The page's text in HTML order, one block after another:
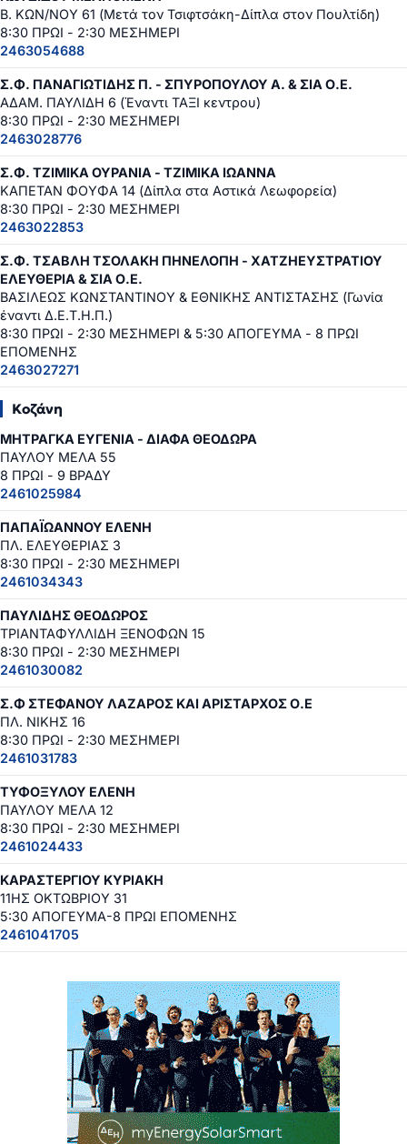
Β. ΚΩΝ/ΝΟΥ 61 (Μετά τον Τσιφτσάκη-Δίπλα στον Πουλτίδη)
8:30 ΠΡΩΙ - 2:30 ΜΕΣΗΜΕΡΙ
2463054688
Σ.Φ. ΠΑΝΑΓΙΩΤΙΔΗΣ Π. - ΣΠΥΡΟΠΟΥΛΟΥ Α. & ΣΙΑ Ο.Ε.
ΑΔΑΜ. ΠΑΥΛΙΔΗ 6 (Έναντι ΤΑΞΙ κεντρου)
8:30 ΠΡΩΙ - 2:30 ΜΕΣΗΜΕΡΙ
2463028776
Σ.Φ. ΤΖΙΜΙΚΑ ΟΥΡΑΝΙΑ - ΤΖΙΜΙΚΑ ΙΩΑΝΝΑ
ΚΑΠΕΤΑΝ ΦΟΥΦΑ 14 (Δίπλα στα Αστικά Λεωφορεία)
8:30 ΠΡΩΙ - 2:30 ΜΕΣΗΜΕΡΙ
2463022853
Σ.Φ. ΤΣΑΒΛΗ ΤΣΟΛΑΚΗ ΠΗΝΕΛΟΠΗ - ΧΑΤΖΗΕΥΣΤΡΑΤΙΟΥ
ΕΛΕΥΘΕΡΙΑ & ΣΙΑ Ο.Ε.
ΒΑΣΙΛΕΩΣ ΚΩΝΣΤΑΝΤΙΝΟΥ & ΕΘΝΙΚΗΣ ΑΝΤΙΣΤΑΣΗΣ (Γωνία
έναντι Δ.Ε.Τ.Η.Π.)
8:30 ΠΡΩΙ - 2:30 ΜΕΣΗΜΕΡΙ & 5:30 ΑΠΟΓΕΥΜΑ - 8 ΠΡΩΙ
ΕΠΟΜΕΝΗΣ
2463027271
Κοζάνη
ΜΗΤΡΑΓΚΑ ΕΥΓΕΝΙΑ - ΔΙΑΦΑ ΘΕΟΔΩΡΑ
ΠΑΥΛΟΥ ΜΕΛΑ 55
8 ΠΡΩΙ - 9 ΒΡΑΔΥ
2461025984
ΠΑΠΑΪΩΑΝΝΟΥ ΕΛΕΝΗ
ΠΛ. ΕΛΕΥΘΕΡΙΑΣ 3
8:30 ΠΡΩΙ - 2:30 ΜΕΣΗΜΕΡΙ
2461034343
ΠΑΥΛΙΔΗΣ ΘΕΟΔΩΡΟΣ
ΤΡΙΑΝΤΑΦΥΛΛΙΔΗ ΞΕΝΟΦΩΝ 15
8:30 ΠΡΩΙ - 2:30 ΜΕΣΗΜΕΡΙ
2461030082
Σ.Φ ΣΤΕΦΑΝΟΥ ΛΑΖΑΡΟΣ ΚΑΙ ΑΡΙΣΤΑΡΧΟΣ Ο.Ε
ΠΛ. ΝΙΚΗΣ 16
8:30 ΠΡΩΙ - 2:30 ΜΕΣΗΜΕΡΙ
2461031783
ΤΥΦΟΞΥΛΟΥ ΕΛΕΝΗ
ΠΑΥΛΟΥ ΜΕΛΑ 12
8:30 ΠΡΩΙ - 2:30 ΜΕΣΗΜΕΡΙ
2461024433
ΚΑΡΑΣΤΕΡΓΙΟΥ ΚΥΡΙΑΚΗ
11ΗΣ ΟΚΤΩΒΡΙΟΥ 31
5:30 ΑΠΟΓΕΥΜΑ-8 ΠΡΩΙ ΕΠΟΜΕΝΗΣ
2461041705